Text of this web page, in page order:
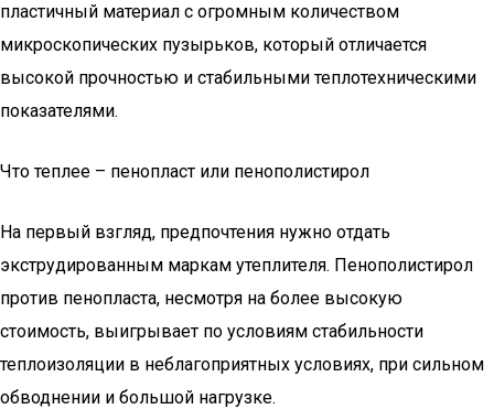
пластичный материал с огромным количеством
микроскопических пузырьков, который отличается
высокой прочностью и стабильными теплотехническими
показателями.
Что теплее – пенопласт или пенополистирол
На первый взгляд, предпочтения нужно отдать
экструдированным маркам утеплителя. Пенополистирол
против пенопласта, несмотря на более высокую
стоимость, выигрывает по условиям стабильности
теплоизоляции в неблагоприятных условиях, при сильном
обводнении и большой нагрузке.